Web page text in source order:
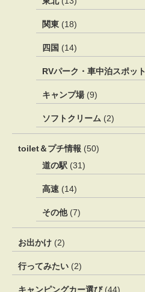
関東 (18)
四国 (14)
RVパーク・車中泊スポット
キャンプ場 (9)
ソフトクリーム (2)
toilet＆プチ情報 (50)
道の駅 (31)
高速 (14)
その他(7)
お出かけ (2)
行ってみたい (2)
キャンピングカー選び(44)